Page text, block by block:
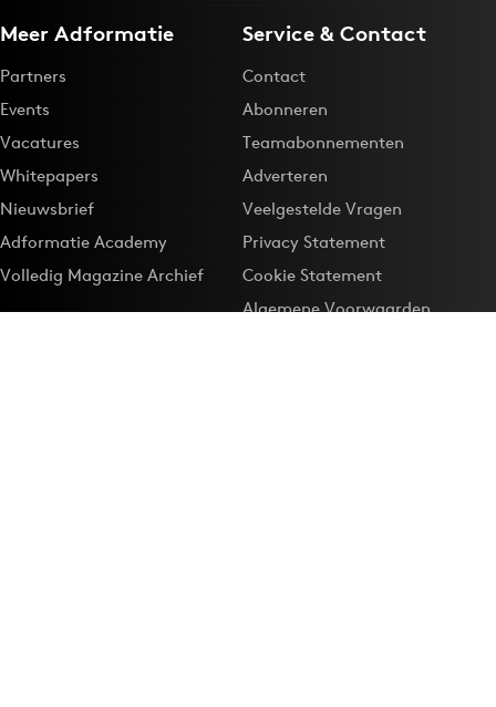
Meer Adformatie
Partners
Events
Vacatures
Whitepapers
Nieuwsbrief
Adformatie Academy
Volledig Magazine Archief
Service & Contact
Contact
Abonneren
Teamabonnementen
Adverteren
Veelgestelde Vragen
Privacy Statement
Cookie Statement
Algemene Voorwaarden